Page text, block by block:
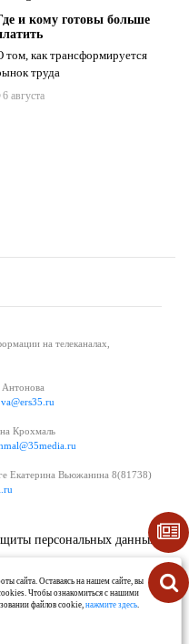
и кому готовы больше
том, как трансформируется
труда
6 августа
на телеканалах,
Антонова
Крохмаль
Екатерина Вьюжанина 8(81738)
персональных данных
сайта. Оставаясь на нашем сайте, вы
Чтобы ознакомиться с нашими
файлов cookie,нажмите здесь.